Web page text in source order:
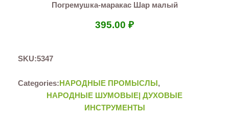
Погремушка-маракас Шар малый
395.00 ₽
SKU:5347
Categories:НАРОДНЫЕ ПРОМЫСЛЫ,
НАРОДНЫЕ ШУМОВЫЕ| ДУХОВЫЕ
ИНСТРУМЕНТЫ